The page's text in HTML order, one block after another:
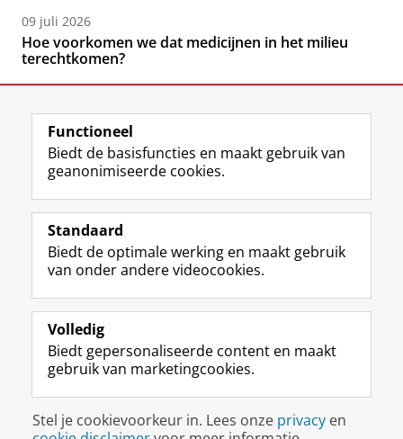
09 juli 2026
Hoe voorkomen we dat medicijnen in het milieu
terechtkomen?
Volg de RUG
F
a
e
b
o
p
a
i
n
L
i
k
e
I
-
p
g
i
R
S
-
f
e
R
k
s
I
n
t
r
m
c
c
Y
o
T
e
k
a
a
Studiekiezers
Alumni
Over ons
Disclaimer & Copyright
Inloggen
Functioneel
Biedt de basisfuncties en maakt gebruik van
geanonimiseerde cookies.
Standaard
Biedt de optimale werking en maakt gebruik
van onder andere videocookies.
Volledig
Biedt gepersonaliseerde content en maakt
gebruik van marketingcookies.
Stel je cookievoorkeur in. Lees onze privacy en